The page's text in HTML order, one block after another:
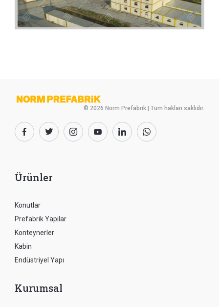
© 2026 Norm Prefabrik | Tüm hakları saklıdır.
Ürünler
Konutlar
Prefabrik Yapılar
Konteynerler
Kabin
Endüstriyel Yapı
Kurumsal